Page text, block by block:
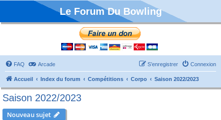
Le Forum Du Bowling
FAQ Arcade Connexion
S’enregistrer
Accueil Index du forum Compétitions Corpo Saison 2022/2023
Saison 2022/2023
Nouveau sujet